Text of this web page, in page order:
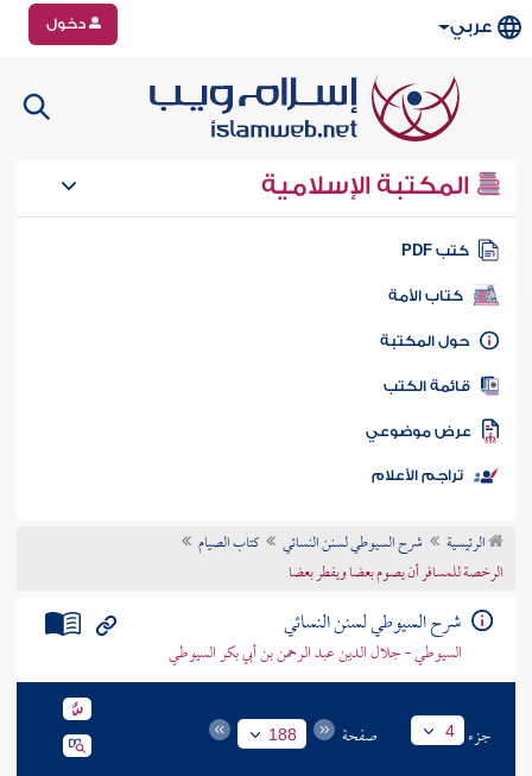
عربي دخول
المكتبة الإسلامية
كتب PDF
كتاب الأمة
المكتبة
الكتب
موضوعي
تراجم الأعلام
الرئيسية شرح السيوطي لسنن النسائي
كتاب الصيام
الرخصة للمسافر أن يصوم بعضا ويفطر بعضا
شرح السيوطي لسنن النسائي
السيوطي - جلال الدين عبد الرحمن بن أبي بكر السيوطي
جزء 4 صفحة 188